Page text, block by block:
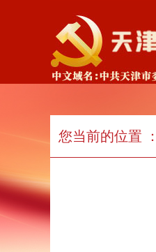
您当前的位置 ：